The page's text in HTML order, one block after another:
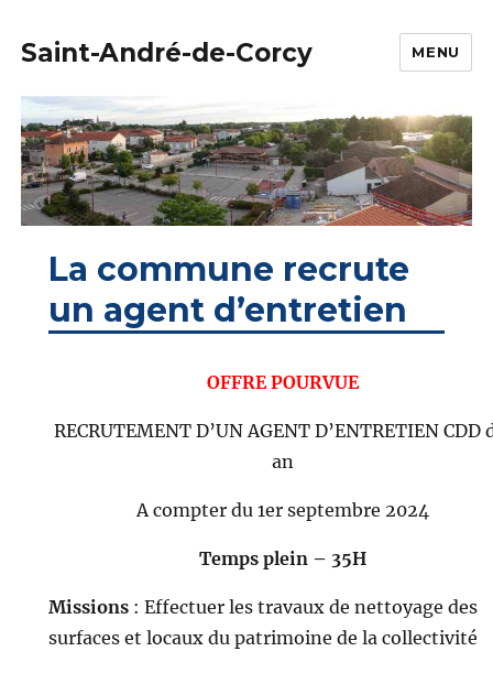
Saint-André-de-Corcy MENU
La commune recrute
un agent d’entretien
OFFRE POURVUE
RECRUTEMENT D’UN AGENT D’ENTRETIEN CDD
an
A compter du 1er septembre 2024
Temps plein – 35H
Missions : Effectuer les travaux de nettoyage des
surfaces et locaux du patrimoine de la collectivité